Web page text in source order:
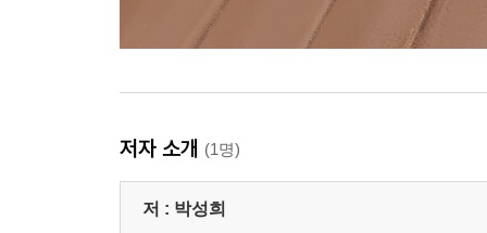
저자 소개 (1명)
저 : 박성희